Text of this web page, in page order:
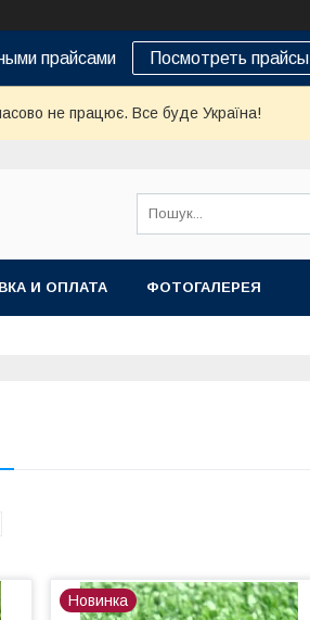
прайсами Посмотреть прайсы
не працює. Все буде Україна!
И ОПЛАТА ФОТОГАЛЕРЕЯ
Новинка